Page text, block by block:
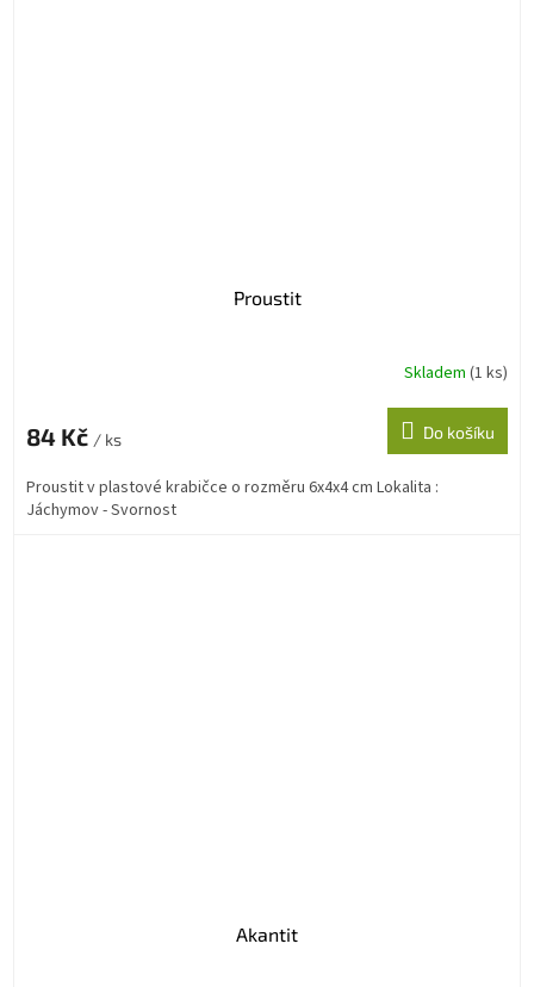
Proustit
Skladem (1 ks)
84 Kč / ks Do košíku
Proustit v plastové krabičce o rozměru 6x4x4 cm Lokalita :
Jáchymov - Svornost
Akantit